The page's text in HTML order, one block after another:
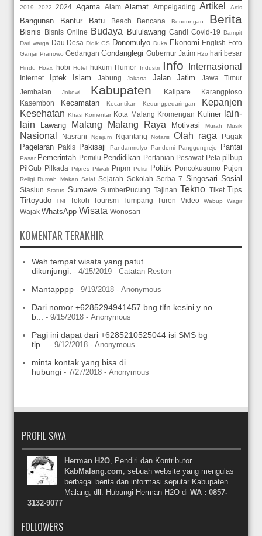
2019 2022 2024 Agama Alam Alamat Ampelgading Artikel Artis
Bangunan Bantur Batu Beach Bencana Bendungan Berita
Bisnis Bisnis Online Budaya Bululawang Candi Covid-19 Dampit
Dari warga Dau Desa Didik GS Donomulyo Duka Ekonomi English Foto
Ganjar Pranowo Gedangan Gondanglegi Gubernur Jatim H2o hari besar
Hindu Hoax hobi Hotel hukum Humor Industri Info Internasional
Internet Iptek Islam Jabung Jakarta Jalan Jatim
Jawa Timur
Jembatan
Jokowi Kabupaten Kalipare
Karangploso
Kasembon
Kecamatan Kecantikan Kedungpedaringan
Kepanjen
Kesehatan Khas Komentar Kota Malang Kromengan Kuliner
lain-
lain
Lawang Malang Malang Raya Motivasi Murah Musik
Nasional Nasrani Ngajum Ngantang Notaris Olah raga Pagak
Pagelaran Pakis Pakisaji Pandanmulyo Pandemi Panggungrejo Pantai
Pasar Pemerintah Pemilu Pendidikan Pertanian Pesawat Peta pilbup
PilGub Pilkada Pilpres Pilwali Pnpm Polisi Politik Poncokusumo Pujon
Religi Rumah Makan Salaf Sejarah Sekolah Serba 7 Singosari Sosial
Stasiun Status Sumawe SumberPucung Tajinan Tekno Tiket Tips
Tirtoyudo
TNI Tokoh Tourism Tumpang Turen Video Wabup Wagir
Wajak WhatsApp Wisata Wonosari
KOMENTAR TERAKHIR
Wah tempat wisata yang patut
dikunjungi. - 4/15/2019 - Catatan Reston
Mantapppp - 9/19/2018 - Anonymous
Dari nomor +6285294941457 bng tlfn kesini y no
b...
- 9/15/2018 - Anonymous
Pagi ini dapat dari +6285210525044 isi SMS bg
tlp...
- 9/12/2018 - Anonymous
minta kontak yang bisa di
hubungi - 7/27/2018 - Anonymous
PROFIL SAYA
Herman H2O, Pendiri dan Kontributor
KabMalang.com , sebuah website yang mengulas
berbagai berita dan informasi seputar Kabupaten
Malang, dll. Hubungi Herman H2O di WA : 0857-
3132-9077
FOLLOWERS